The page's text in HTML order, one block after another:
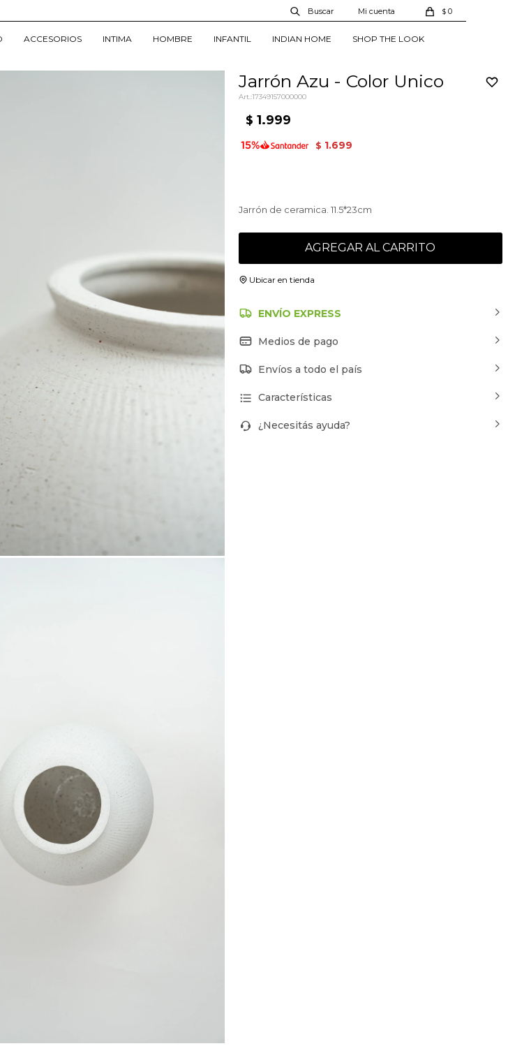
ACCESORIOS INTIMA HOMBRE INFANTIL INDIAN HOME SHOP THE LOOK
$ 0
Jarrón Azu - Color Unico
17349157000000
$ 1.999
$ 1.699
Jarrón de ceramica. 11.5*23cm
AGREGAR AL CARRITO
Ubicar en tienda
ENVÍO EXPRESS
Medios de pago
Envíos a todo el país
Características
¿Necesitás ayuda?